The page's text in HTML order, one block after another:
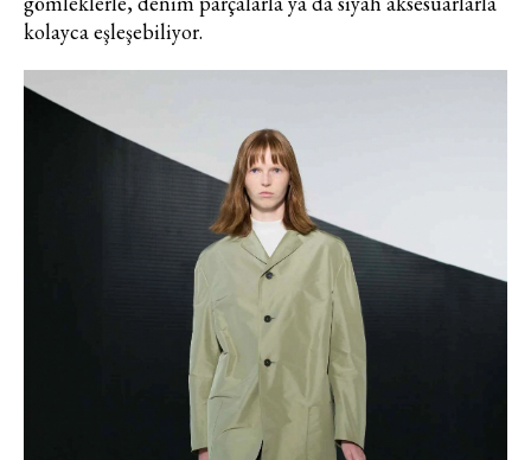
kolayca eşleşebiliyor.